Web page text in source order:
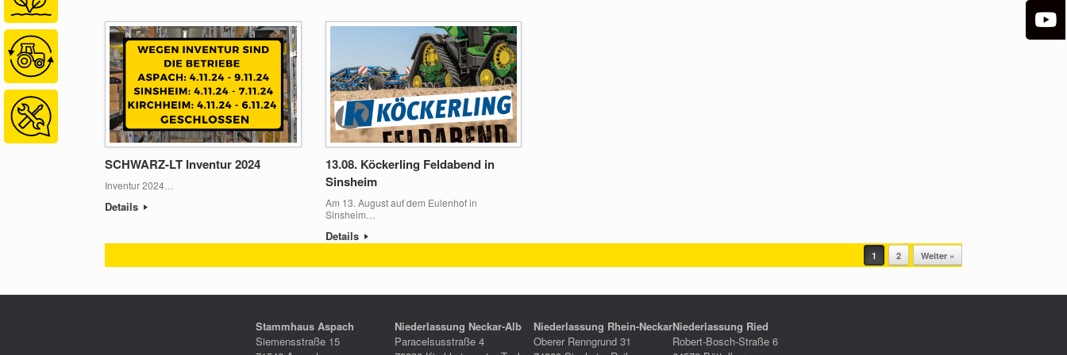
SCHWARZ-LT Inventur 2024
Inventur 2024…
Details
13.08. Köckerling Feldabend in
Sinsheim
Am 13. August auf dem Eulenhof in
Sinsheim…
Details
1 2 Weiter »
Stammhaus Aspach
Siemensstraße 15
Niederlassung Neckar-Alb
Paracelsusstraße 4
Niederlassung Rhein-Neckar
Oberer Renngrund 31
Niederlassung Ried
Robert-Bosch-Straße 6